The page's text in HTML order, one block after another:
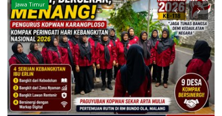
Jawa Timur